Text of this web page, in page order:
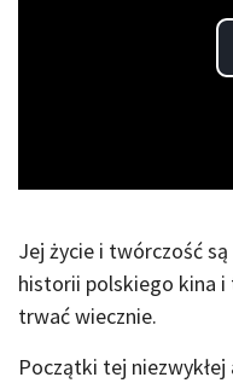
Jej życie i twórczość
historii polskiego kina
trwać wiecznie.
Początki tej